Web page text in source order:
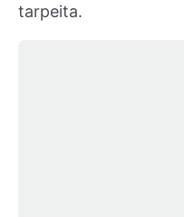
tarpeita.